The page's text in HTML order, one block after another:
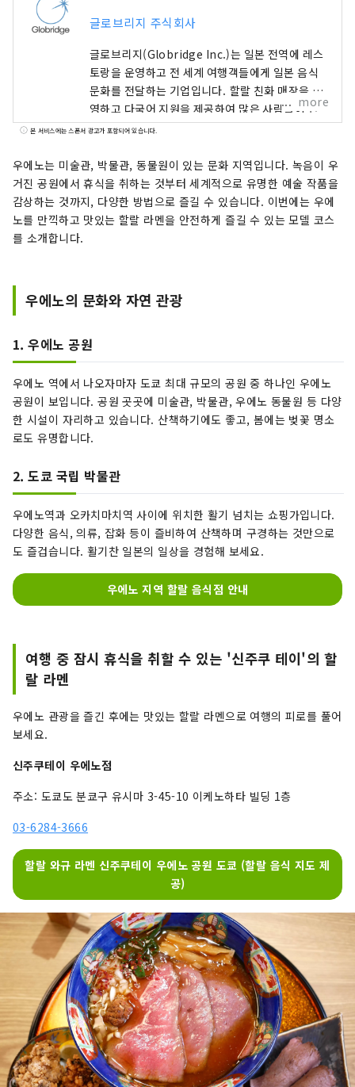
글로브리지 주식회사
글로브리지(Globridge Inc.)는 일본 전역에 레스
토랑을 운영하고 전 세계 여행객들에게 일본 음식
문화를 전달하는 기업입니다. 할랄 친화 매장을 운
영하고 다국어 지원을 제공하여 많은 사람들이 안
심하고 초밥, 게, 와규 등 일본 특유의 푸짐하고 고
정에서는 글로브리지가 운영하는 레스토랑 정보와
일본 방문객에게 추천하는 미식 경험을 소개합니
다. 전 세계 사람들과 함께 일본 여행을 더욱 풍요롭
게 만들어 줄 "맛있는 경험"을 공유합니다.
more
본 서비스에는 스폰서 광고가 포함되어 있습니다.
우에노는 미술관, 박물관, 동물원이 있는 문화 지역입니다. 녹음이 우
거진 공원에서 휴식을 취하는 것부터 세계적으로 유명한 예술 작품을
감상하는 것까지, 다양한 방법으로 즐길 수 있습니다. 이번에는 우에
노를 만끽하고 맛있는 할랄 라멘을 안전하게 즐길 수 있는 모델 코스
를 소개합니다.
우에노의 문화와 자연 관광
1. 우에노 공원
우에노 역에서 나오자마자 도쿄 최대 규모의 공원 중 하나인 우에노
공원이 보입니다. 공원 곳곳에 미술관, 박물관, 우에노 동물원 등 다양
한 시설이 자리하고 있습니다. 산책하기에도 좋고, 봄에는 벚꽃 명소
로도 유명합니다.
2. 도쿄 국립 박물관
우에노역과 오카치마치역 사이에 위치한 활기 넘치는 쇼핑가입니다.
다양한 음식, 의류, 잡화 등이 즐비하여 산책하며 구경하는 것만으로
도 즐겁습니다. 활기찬 일본의 일상을 경험해 보세요.
우에노 지역 할랄 음식점 안내
여행 중 잠시 휴식을 취할 수 있는 '신주쿠 테이'의 할
랄 라멘
우에노 관광을 즐긴 후에는 맛있는 할랄 라멘으로 여행의 피로를 풀어
보세요.
신주쿠테이 우에노점
주소: 도쿄도 분쿄구 유시마 3-45-10 이케노하타 빌딩 1층
03-6284-3666
할랄 와규 라멘 신주쿠테이 우에노 공원 도쿄 (할랄 음식 지도 제
공)